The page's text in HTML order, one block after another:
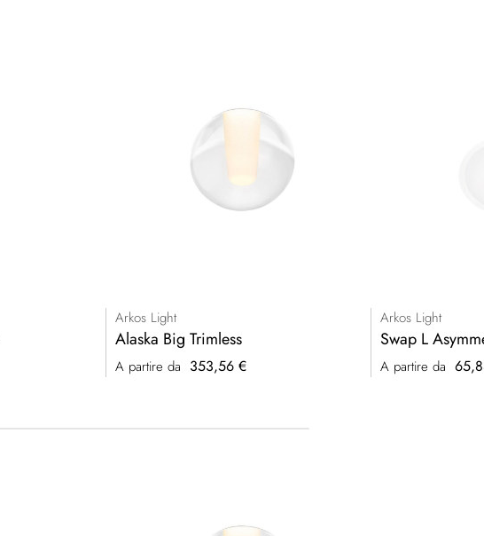
Arkos Light
Alaska Big Trimless
A partire da 353,56 €
Arkos Light
Swap L
A partire da